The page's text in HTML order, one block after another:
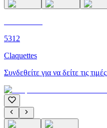
5312
Claquettes
Συνδεθείτε για να δείτε τις τιμές